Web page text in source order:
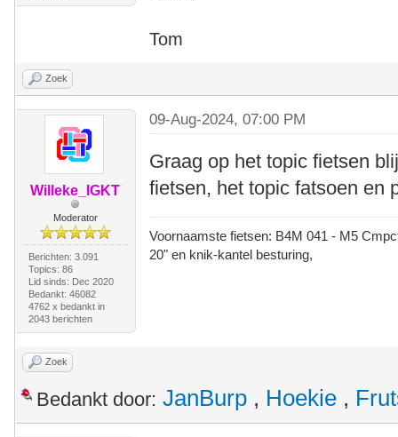
Tom
Zoek
Willeke_IGKT
Moderator
Berichten: 3.091
Topics: 86
Lid sinds: Dec 2020
Bedankt: 46082
4762 x bedankt in
2043 berichten
09-Aug-2024, 07:00 PM
Graag op het topic fietsen
fietsen, het topic fatsoen en
Voornaamste fietsen: B4M 041 - M5
20" en knik-kantel besturing,
Zoek
Bedankt door: JanBurp , Hoekie ,